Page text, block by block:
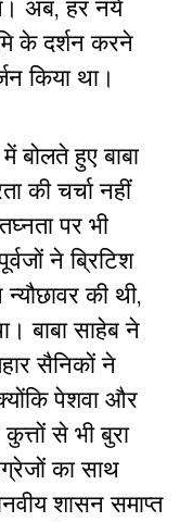
अब, हर नये
के दर्शन करने
किया था।
बोलते हुए बाबा
की चर्चा नहीं
पर भी
ने ब्रिटिश
की थी,
बाबा साहेब ने
सैनिकों ने
पेशवा और
से भी बुरा
का साथ
शासन समाप्त